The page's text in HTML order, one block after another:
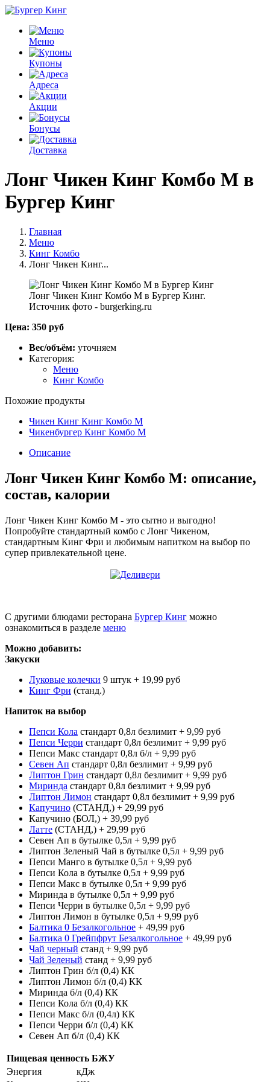
Меню
Купоны
Адреса
Акции
Бонусы
Доставка
Лонг Чикен Кинг Комбо M в
Бургер Кинг
Главная
Меню
Кинг Комбо
Лонг Чикен Кинг...
Лонг Чикен Кинг Комбо M в Бургер Кинг.
Источник фото - burgerking.ru
Цена: 350 руб
Вес/объём: уточняем
Категория:
Меню
Кинг Комбо
Похожие продукты
Чикен Кинг Кинг Комбо M
Чикенбургер Кинг Комбо M
Описание
Лонг Чикен Кинг Комбо M: описание,
состав, калории
Лонг Чикен Кинг Комбо M - это сытно и выгодно!
Попробуйте стандартный комбо с Лонг Чикеном,
стандартным Кинг Фри и любимым напитком на выбор по
супер привлекательной цене.
С другими блюдами ресторана Бургер Кинг можно
ознакомиться в разделе меню
Можно добавить:
Закуски
Луковые колечки 9 штук + 19,99 руб
Кинг Фри (станд.)
Напиток на выбор
Пепси Кола стандарт 0,8л безлимит + 9,99 руб
Пепси Черри стандарт 0,8л безлимит + 9,99 руб
Пепси Макс стандарт 0,8л б/л + 9,99 руб
Севен Ап стандарт 0,8л безлимит + 9,99 руб
Липтон Грин стандарт 0,8л безлимит + 9,99 руб
Миринда стандарт 0,8л безлимит + 9,99 руб
Липтон Лимон стандарт 0,8л безлимит + 9,99 руб
Капучино (СТАНД,) + 29,99 руб
Капучино (БОЛ,) + 39,99 руб
Латте (СТАНД,) + 29,99 руб
Севен Ап в бутылке 0,5л + 9,99 руб
Липтон Зеленый Чай в бутылке 0,5л + 9,99 руб
Пепси Манго в бутылке 0,5л + 9,99 руб
Пепси Кола в бутылке 0,5л + 9,99 руб
Пепси Макс в бутылке 0,5л + 9,99 руб
Миринда в бутылке 0,5л + 9,99 руб
Пепси Черри в бутылке 0,5л + 9,99 руб
Липтон Лимон в бутылке 0,5л + 9,99 руб
Балтика 0 Безалкогольное + 49,99 руб
Балтика 0 Грейпфрут Безалкогольное + 49,99 руб
Чай черный станд + 9,99 руб
Чай Зеленый станд + 9,99 руб
Липтон Грин б/л (0,4) КК
Липтон Лимон б/л (0,4) КК
Миринда б/л (0,4) КК
Пепси Кола б/л (0,4) КК
Пепси Макс б/л (0,4л) КК
Пепси Черри б/л (0,4) КК
Севен Ап б/л (0,4) КК
Пищевая ценность БЖУ
Энергия
кДж